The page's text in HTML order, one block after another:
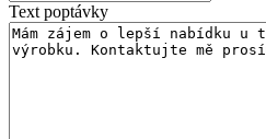
Text poptávky